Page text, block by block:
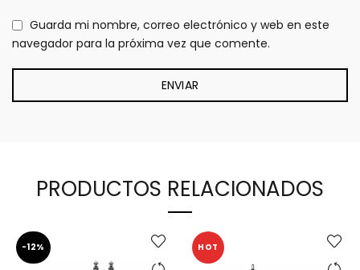
Guarda mi nombre, correo electrónico y web en este
navegador para la próxima vez que comente.
PRODUCTOS RELACIONADOS
-12% HOT